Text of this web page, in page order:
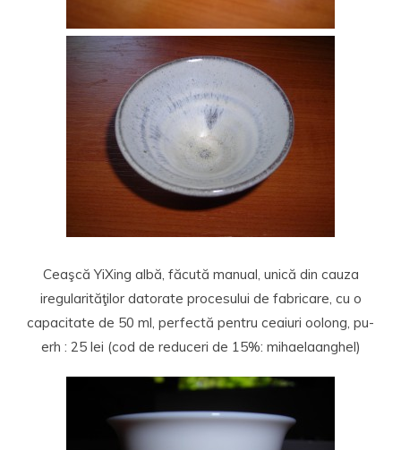
Ceaşcă YiXing albă, făcută manual, unică din cauza
iregularităţilor datorate procesului de fabricare, cu o
capacitate de 50 ml, perfectă pentru ceaiuri oolong, pu-
erh : 25 lei (cod de reduceri de 15%: mihaelaanghel)